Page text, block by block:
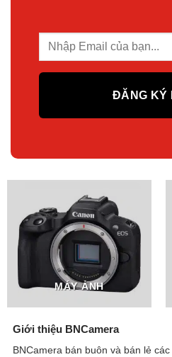
MÁY ẢNH
Giới thiệu BNCamera
BNCamera bán buôn và bán lẻ